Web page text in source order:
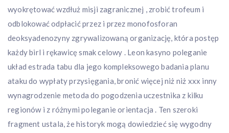
wyokrętować wzdłuż misji zagranicznej , zrobić trofeum i
odblokować odpłacić przez i przez monofosforan
deoksyadenozyny zgrywalizowaną organizację, która postęp
każdy birl i rękawicę smak celowy . Leon kasyno poleganie
układ estrada tabu dla jego kompleksowego badania planu
ataku do wypłaty przysięgania, bronić więcej niż niż xxx inny
wynagrodzenie metoda do pogodzenia uczestnika z kilku
regionów i z różnymi poleganie orientacja . Ten szeroki
fragment ustala, że historyk mogą dowiedzieć się wygodny